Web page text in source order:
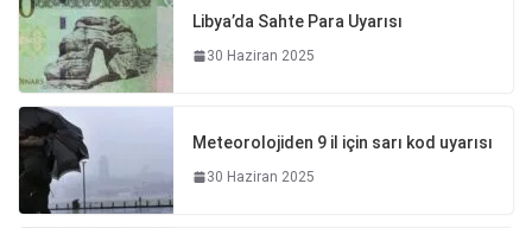
Libya’da Sahte Para Uyarısı
30 Haziran 2025
Meteorolojiden 9 il için sarı kod uyarısı
30 Haziran 2025